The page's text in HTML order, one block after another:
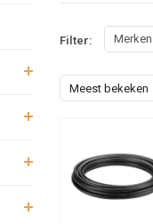
Filter: Merken
Meest bekeken